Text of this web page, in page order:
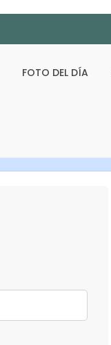
FOTO DEL DÍA